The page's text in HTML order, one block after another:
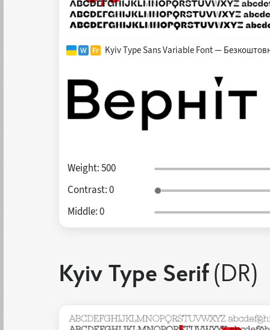
Kyiv Type Sans Variable Font —
Weight:500
Contrast:0
Middle:0
Kyiv Type Serif (DR)